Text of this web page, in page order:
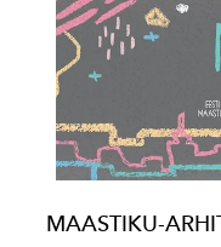
MAASTIKU-